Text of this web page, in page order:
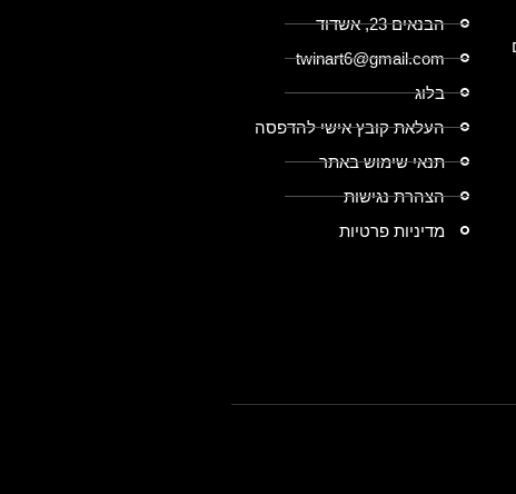
הבנאים 23, אשדוד
twinart6@gmail.com
בלוג
העלאת קובץ אישי להדפסה
תנאי שימוש באתר
הצהרת נגישות
מדיניות פרטיות